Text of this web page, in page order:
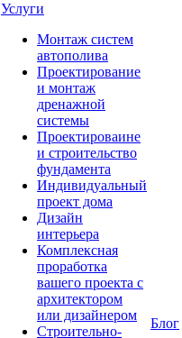
Услуги
Монтаж систем
автополива
Проектирование
и монтаж
дренажной
системы
Проектироваине
и строительство
фундамента
Индивидуальный
проект дома
Дизайн
интерьера
Комплексная
проработка
вашего проекта с
архитектором
или дизайнером
Строительно-
Блог